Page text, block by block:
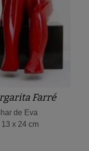
Farré
de Eva
13 x 24 cm